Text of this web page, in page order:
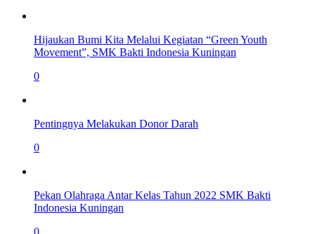
Hijaukan Bumi Kita Melalui Kegiatan “Green Youth
Movement”, SMK Bakti Indonesia Kuningan
0
Pentingnya Melakukan Donor Darah
0
Pekan Olahraga Antar Kelas Tahun 2022 SMK Bakti
Indonesia Kuningan
0